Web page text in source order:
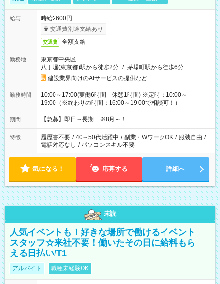
給与
時給2600円
交通費別途支給あり
交通費 全額支給
勤務地
東京都中央区
八丁堀(東京都)駅から徒歩2分 / 茅場町駅から徒歩6分
建設業界向けのAIサービスの提供など
勤務時間
10:00～17:00(実働6時間 休憩1時間) ※定時：10:00～
19:00（※終わりの時間：16:00～19:00で相談可！）
期間 【急募】即日～長期 ※8月～！
特徴 履歴書不要 / 40～50代活躍中 / 副業・WワークOK / 服装自由 /
電話対応なし / パソコンスキル不要
気になる！ 応募する 詳細へ
未読
人気イベントも！好きな場所で働けるイベント
スタッフ☆来社不要！働いたその日に給料もら
える日払い/T1
アルバイト 職種未経験OK